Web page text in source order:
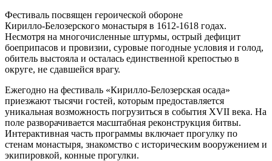
Фестиваль посвящен героической обороне
Кирилло‑Белозерского монастыря в 1612-1618 годах.
Несмотря на многочисленные штурмы, острый дефицит
боеприпасов и провизии, суровые погодные условия и голод,
обитель выстояла и осталась единственной крепостью в
округе, не сдавшейся врагу.
Ежегодно на фестиваль «Кирилло-Белозерская осада»
приезжают тысячи гостей, которым предоставляется
уникальная возможность погрузиться в события XVII века. На
поле разворачивается масштабная реконструкция битвы.
Интерактивная часть программы включает прогулку по
стенам монастыря, знакомство с историческим вооружением и
экипировкой, конные прогулки.